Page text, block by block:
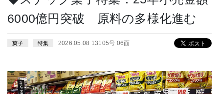
6000億円突破 原料の多様化進む
菓子 特集 2026.05.08 13105号 06面